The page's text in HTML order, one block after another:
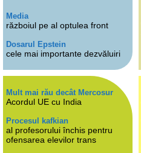
Media
războiul pe al optulea front
Dosarul Epstein
cele mai importante dezvăluiri
Mult mai rău decât Mercosur
Acordul UE cu India
Procesul kafkian
al profesorului închis pentru
ofensarea elevilor trans